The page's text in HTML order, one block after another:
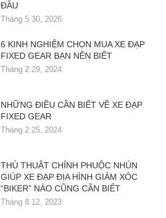
ĐẦU
Tháng 5 30, 2026
6 KINH NGHIỆM CHỌN MUA XE ĐẠP
FIXED GEAR BẠN NÊN BIẾT
Tháng 2 29, 2024
NHỮNG ĐIỀU CẦN BIẾT VỀ XE ĐẠP
FIXED GEAR
Tháng 2 25, 2024
THỦ THUẬT CHỈNH PHUỘC NHÚN
GIÚP XE ĐẠP ĐỊA HÌNH GIẢM XÓC
“BIKER” NÀO CŨNG CẦN BIẾT
Tháng 8 12, 2023